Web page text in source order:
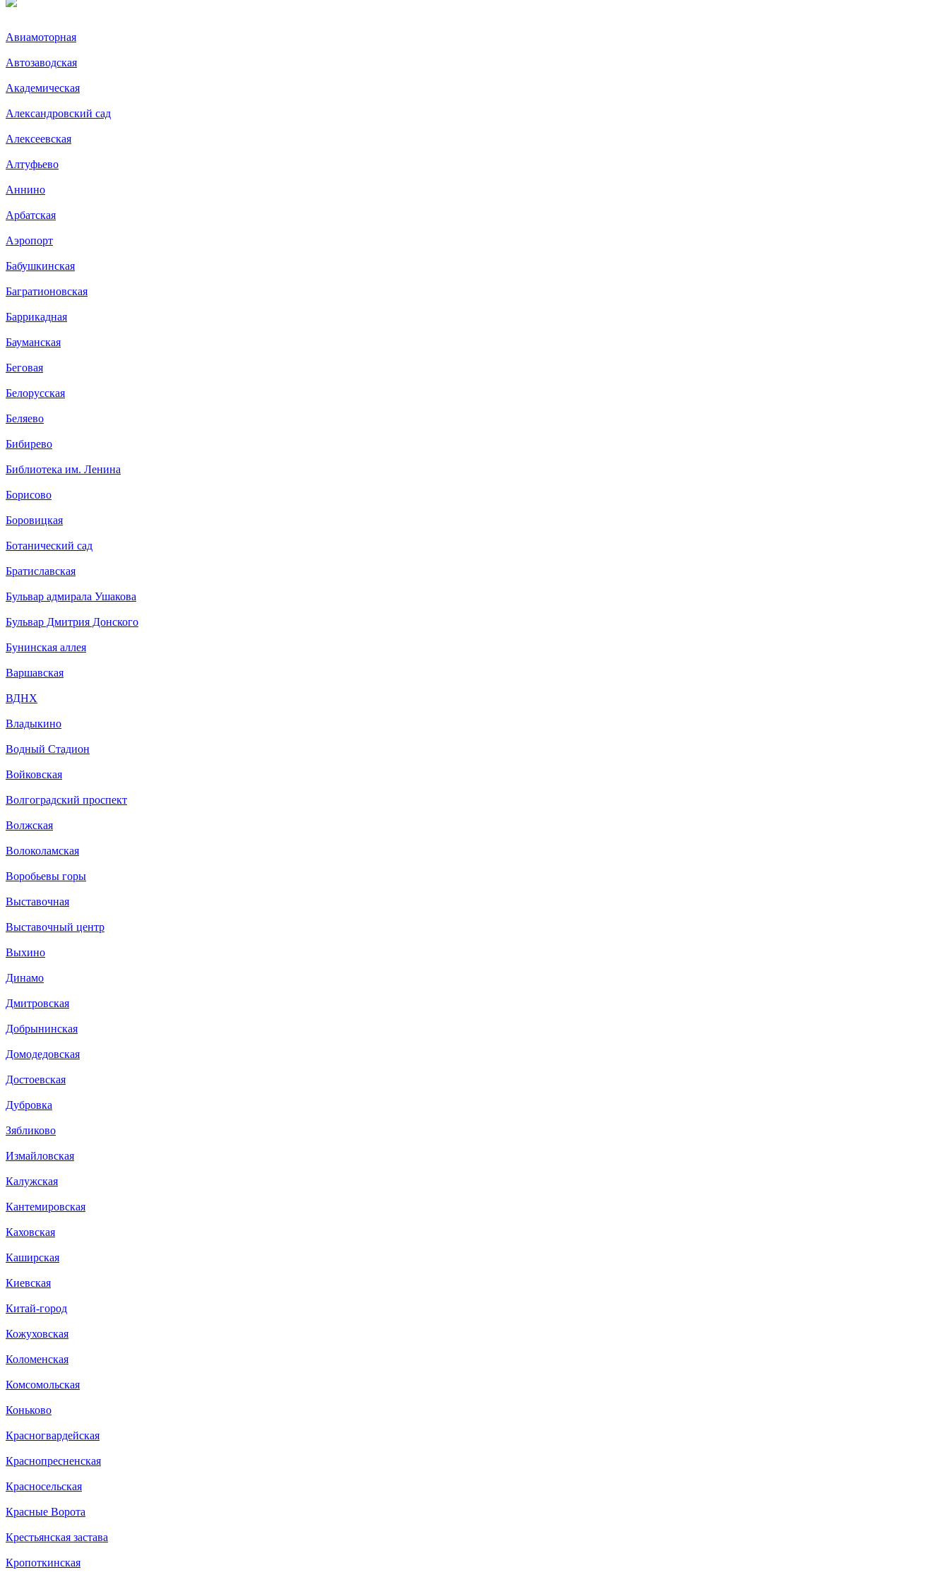
Авиамоторная
Автозаводская
Академическая
Александровский сад
Алексеевская
Алтуфьево
Аннино
Арбатская
Аэропорт
Бабушкинская
Багратионовская
Баррикадная
Бауманская
Беговая
Белорусская
Беляево
Бибирево
Библиотека им. Ленина
Борисово
Боровицкая
Ботанический сад
Братиславская
Бульвар адмирала Ушакова
Бульвар Дмитрия Донского
Бунинская аллея
Варшавская
ВДНХ
Владыкино
Водный Стадион
Войковская
Волгоградский проспект
Волжская
Волоколамская
Воробьевы горы
Выставочная
Выставочный центр
Выхино
Динамо
Дмитровская
Добрынинская
Домодедовская
Достоевская
Дубровка
Зябликово
Измайловская
Калужская
Кантемировская
Каховская
Каширская
Киевская
Китай-город
Кожуховская
Коломенская
Комсомольская
Коньково
Красногвардейская
Краснопресненская
Красносельская
Красные Ворота
Крестьянская застава
Кропоткинская